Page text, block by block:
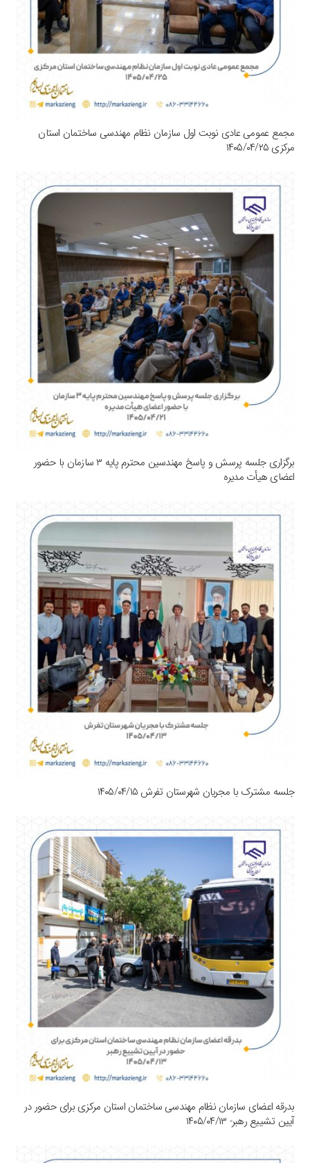
مجمع عمومی عادی نوبت اول سازمان نظام مهندسی ساختمان استان
مرکزی ۱۴۰۵/۰۴/۲۵
برگزاری جلسه پرسش و پاسخ مهندسین محترم پایه ۳ سازمان با حضور
اعضای هیأت مدیره
جلسه مشترک با مجریان شهرستان تفرش ۱۴۰۵/۰۴/۱۵
بدرقه اعضای سازمان نظام مهندسی ساختمان استان مرکزی برای حضور در
آیین تشییع رهبر- ۱۴۰۵/۰۴/۱۳